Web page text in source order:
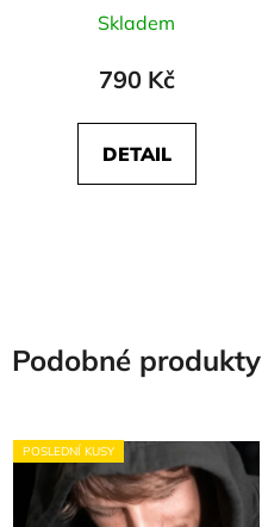
Skladem
790 Kč
DETAIL
Podobné produkty
POSLEDNÍ KUSY